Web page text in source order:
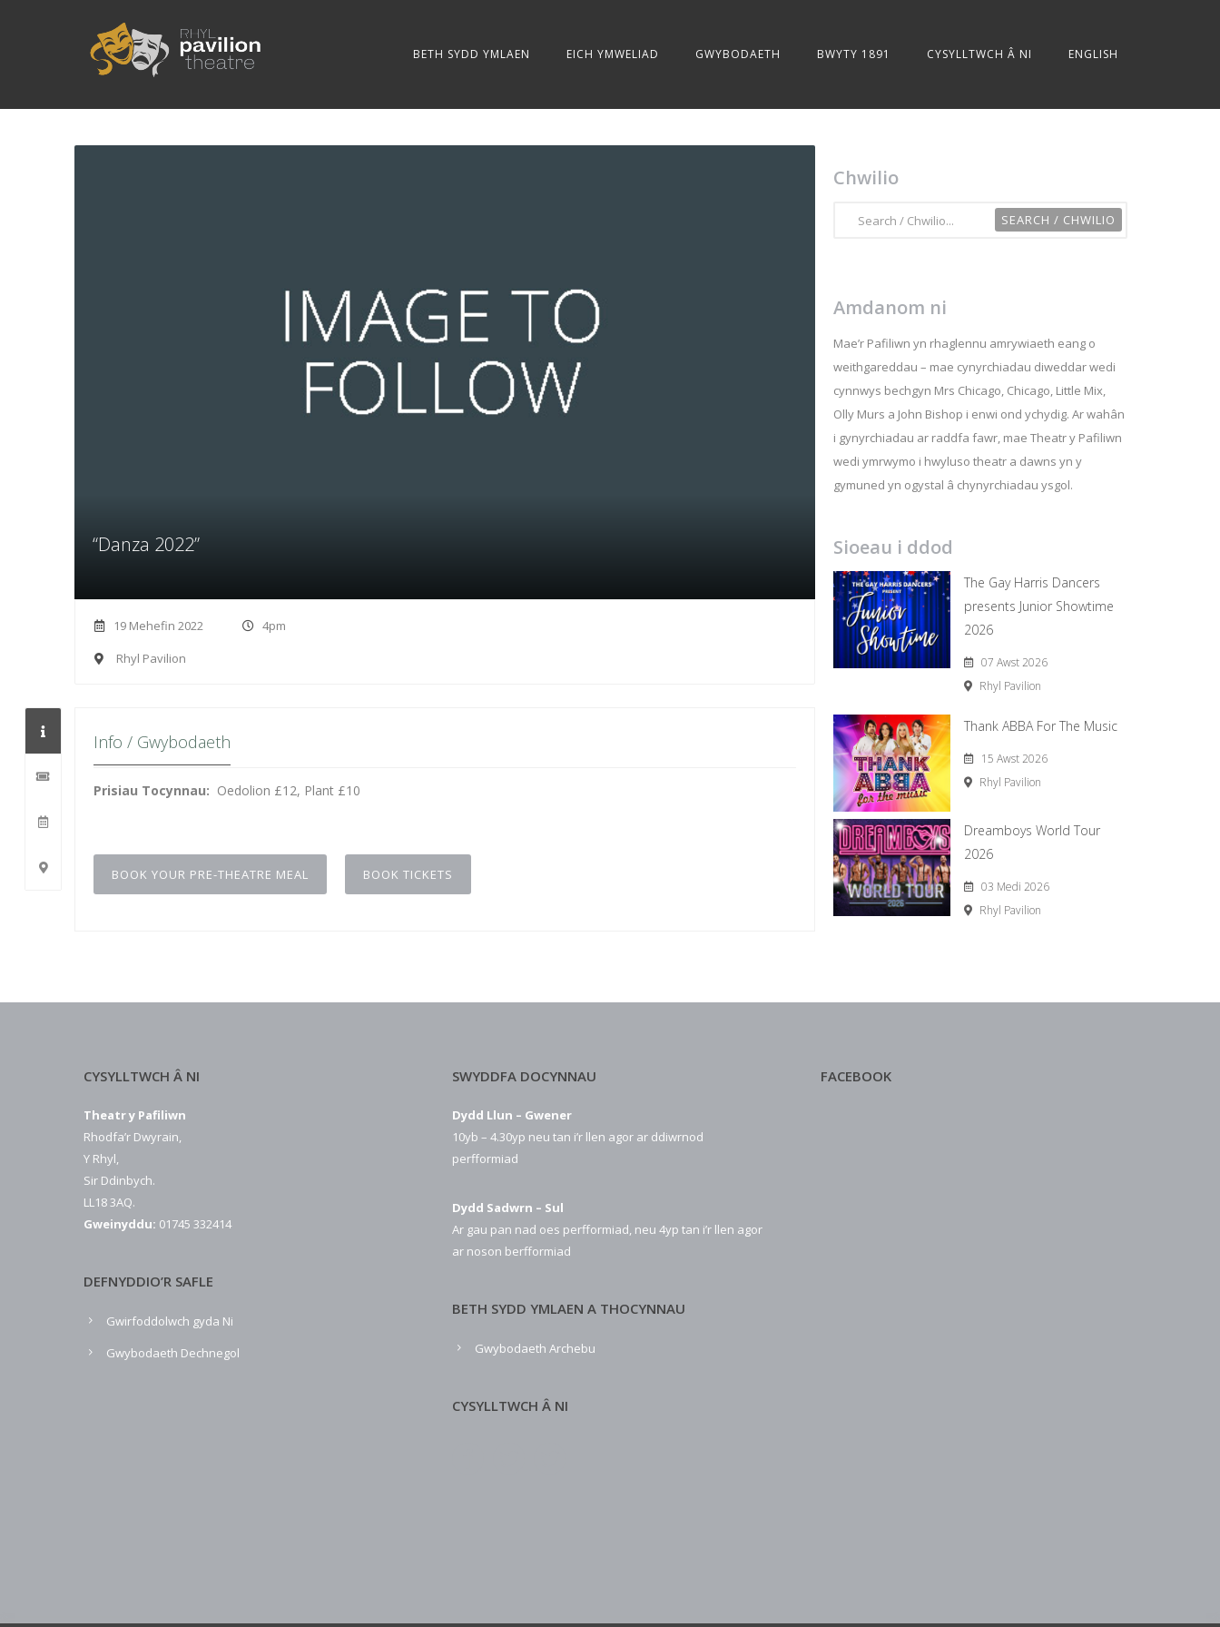
BETH SYDD YMLAEN EICH YMWELIAD GWYBODAETH BWYTY 1891 CYSYLLTWCH Â NI ENGLISH
“Danza 2022”
19 Mehefin 2022
4pm
Rhyl Pavilion
Info / Gwybodaeth
Prisiau Tocynnau: Oedolion £12, Plant £10
BOOK YOUR PRE-THEATRE MEAL BOOK TICKETS
Chwilio
Amdanom ni
Mae’r Pafiliwn yn rhaglennu amrywiaeth eang o
weithgareddau – mae cynyrchiadau diweddar wedi
cynnwys bechgyn Mrs Chicago, Chicago, Little Mix,
Olly Murs a John Bishop i enwi ond ychydig. Ar wahân
i gynyrchiadau ar raddfa fawr, mae Theatr y Pafiliwn
wedi ymrwymo i hwyluso theatr a dawns yn y
gymuned yn ogystal â chynyrchiadau ysgol.
Sioeau i ddod
The Gay Harris Dancers
presents Junior Showtime
2026
07 Awst 2026
Rhyl Pavilion
Thank ABBA For The Music
15 Awst 2026
Rhyl Pavilion
Dreamboys World Tour
2026
03 Medi 2026
Rhyl Pavilion
CYSYLLTWCH Â NI
Theatr y Pafiliwn
Rhodfa’r Dwyrain,
Y Rhyl,
Sir Ddinbych.
LL18 3AQ.
Gweinyddu: 01745 332414
DEFNYDDIO’R SAFLE
Gwirfoddolwch gyda Ni
Gwybodaeth Dechnegol
SWYDDFA DOCYNNAU
Dydd Llun – Gwener
10yb – 4.30yp neu tan i’r llen agor ar ddiwrnod
perfformiad
Dydd Sadwrn – Sul
Ar gau pan nad oes perfformiad, neu 4yp tan i’r llen agor
ar noson berfformiad
BETH SYDD YMLAEN A THOCYNNAU
Gwybodaeth Archebu
CYSYLLTWCH Â NI
FACEBOOK